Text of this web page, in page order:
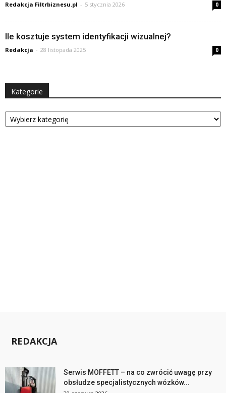
Redakcja Filtrbiznesu.pl - 5 stycznia 2026 0
Ile kosztuje system identyfikacji wizualnej?
Redakcja - 28 listopada 2025 0
Kategorie
Kategorie
REDAKCJA
Serwis MOFFETT – na co zwrócić uwagę przy
obsłudze specjalistycznych wózków...